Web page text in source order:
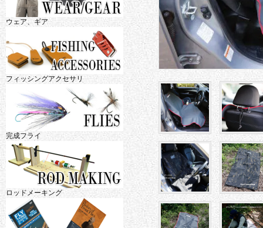
ウェア、ギア
フィッシングアクセサリ
完成フライ
ロッドメーキング